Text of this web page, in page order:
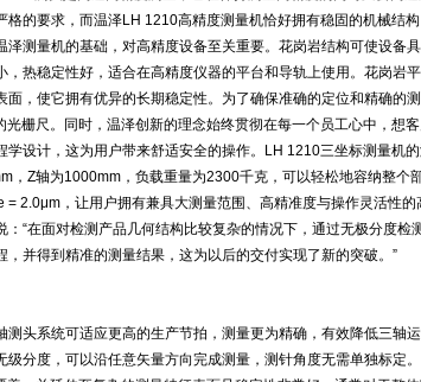
格的要求，而温泽LH 1210高精度测量机恰好拥有稳固的机械结
泽测量机的基础，对高精度设备至关重要。花岗岩结构可使设备
，热稳定性好，适合在高精度仪器的平台和导轨上使用。花岗岩
面，使它拥有优异的长期稳定性。为了确保准确的定位和精确的
栅尺。同时，温泽创新的理念始终贯彻在每一个员工心中，想
学设计，这为用户带来舒适安全的操作。LH 1210三坐标测量机
，Z轴为1000mm，负载重量为2300千克，可以轻松地容纳整个
= 2.0μm，让用户拥有兼具大测量范围、高精准度与操作灵活性的
“在面对检测产品几何结构比较复杂的情况下，通过无极分度检
并得到精准的测量结果，这为以后的交付实现了新的突破。”
测头系统可适应更高的生产节拍，测量更为精确，有效降低三轴
级分度，可以沿任意矢量方向完成测量，测针角度无需单独标定